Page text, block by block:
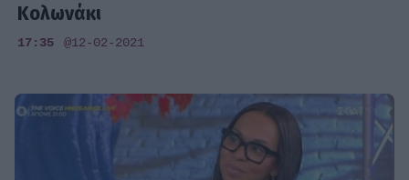
Κολωνάκι
17:35 @12-02-2021